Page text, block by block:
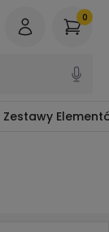
0
Zestawy